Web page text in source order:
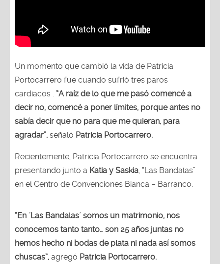
Un momento que cambió la vida de Patricia
Portocarrero fue cuando sufrió tres paros
cardiacos . “A raíz de lo que me pasó comencé a
decir no, comencé a poner límites, porque antes no
sabía decir que no para que me quieran, para
agradar”, señaló Patricia Portocarrero.
Recientemente, Patricia Portocarrero se encuentra
presentando junto a Katia y Saskia, “Las Bandalas”
en el Centro de Convenciones Bianca – Barranco.
“En ´Las Bandalas´ somos un matrimonio, nos
conocemos tanto tanto… son 25 años juntas no
hemos hecho ni bodas de plata ni nada así somos
chuscas”, agregó Patricia Portocarrero.